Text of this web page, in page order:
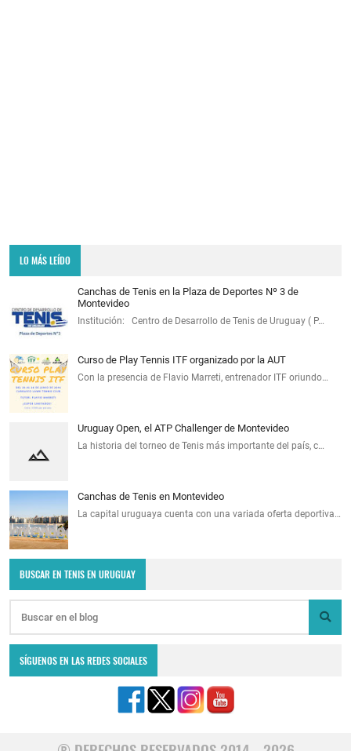
LO MÁS LEÍDO
Canchas de Tenis en la Plaza de Deportes Nº 3 de
Montevideo
Institución: Centro de Desarrollo de Tenis de Uruguay ( P…
Curso de Play Tennis ITF organizado por la AUT
Con la presencia de Flavio Marreti, entrenador ITF oriundo…
Uruguay Open, el ATP Challenger de Montevideo
La historia del torneo de Tenis más importante del país, c…
Canchas de Tenis en Montevideo
La capital uruguaya cuenta con una variada oferta deportiva…
BUSCAR EN TENIS EN URUGUAY
SÍGUENOS EN LAS REDES SOCIALES